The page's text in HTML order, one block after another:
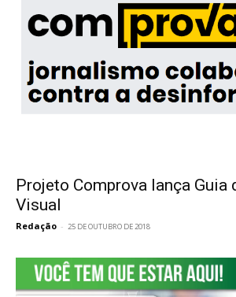
Projeto Comprova lança Guia
Visual
Redação - 25 DE OUTUBRO DE 2018